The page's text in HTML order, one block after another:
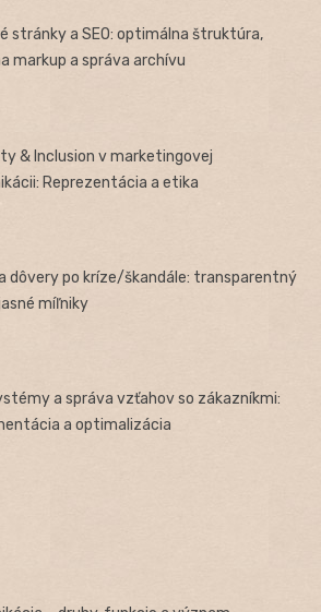
stránky a SEO: optimálna štruktúra,
markup a správa archívu
& Inclusion v marketingovej
Reprezentácia a etika
dôvery po kríze/škandále: transparentný
míľniky
a správa vzťahov so zákazníkmi:
a optimalizácia